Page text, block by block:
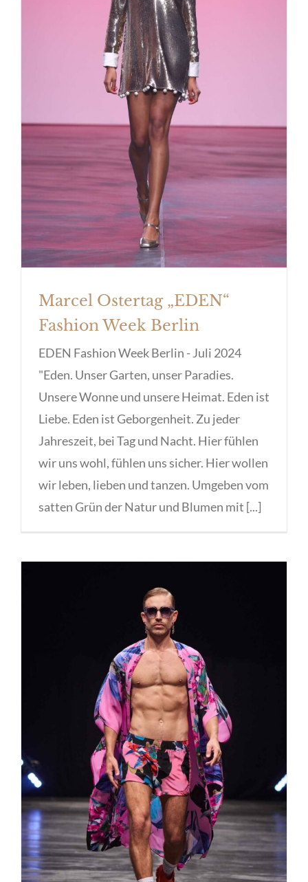
Marcel Ostertag „EDEN“ Fashion
Week Berlin
Marcel Ostertag „EDEN“
Fashion Week Berlin
EDEN Fashion Week Berlin - Juli 2024
"Eden. Unser Garten, unser Paradies.
Unsere Wonne und unsere Heimat. Eden ist
Liebe. Eden ist Geborgenheit. Zu jeder
Jahreszeit, bei Tag und Nacht. Hier fühlen
wir uns wohl, fühlen uns sicher. Hier wollen
wir leben, lieben und tanzen. Umgeben vom
satten Grün der Natur und Blumen mit [...]
SOMEWHERE OVER THE
RAINBOW Marcel Ostertag